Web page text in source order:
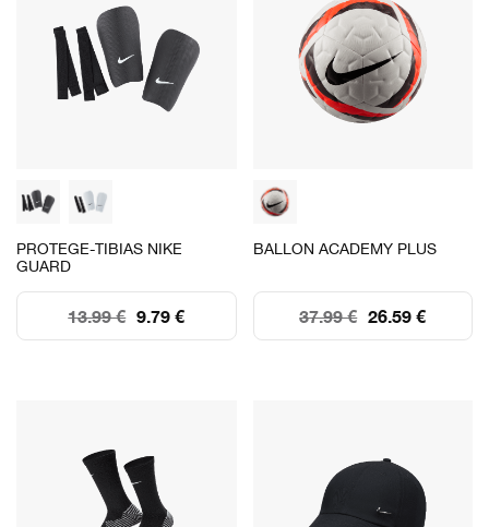
PROTEGE-TIBIAS NIKE
GUARD
9.79 €
13.99 €
BALLON ACADEMY PLUS
26.59 €
37.99 €